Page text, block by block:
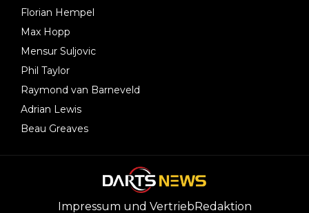
Florian Hempel
Max Hopp
Mensur Suljovic
Phil Taylor
Raymond van Barneveld
Adrian Lewis
Beau Greaves
Impressum und VertriebRedaktion